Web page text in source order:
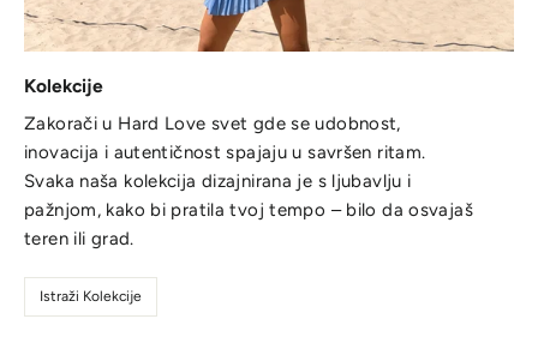
Kolekcije
Zakorači u Hard Love svet gde se udobnost,
inovacija i autentičnost spajaju u savršen ritam.
Svaka naša kolekcija dizajnirana je s ljubavlju i
pažnjom, kako bi pratila tvoj tempo – bilo da osvajaš
teren ili grad.
Istraži Kolekcije